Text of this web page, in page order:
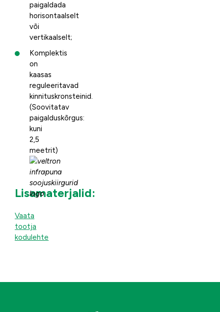
paigaldada
horisontaalselt
või
vertikaalselt;
Komplektis
on
kaasas
reguleeritavad
kinnituskronsteinid.
(Soovitatav
paigalduskõrgus:
kuni
2,5
meetrit)
Lisamaterjalid:
Vaata
tootja
kodulehte